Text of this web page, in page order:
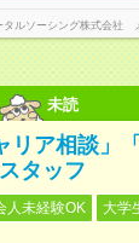
タルソーシング株式会社
未読
リア相談」
タッフ
人未経験OK 大学